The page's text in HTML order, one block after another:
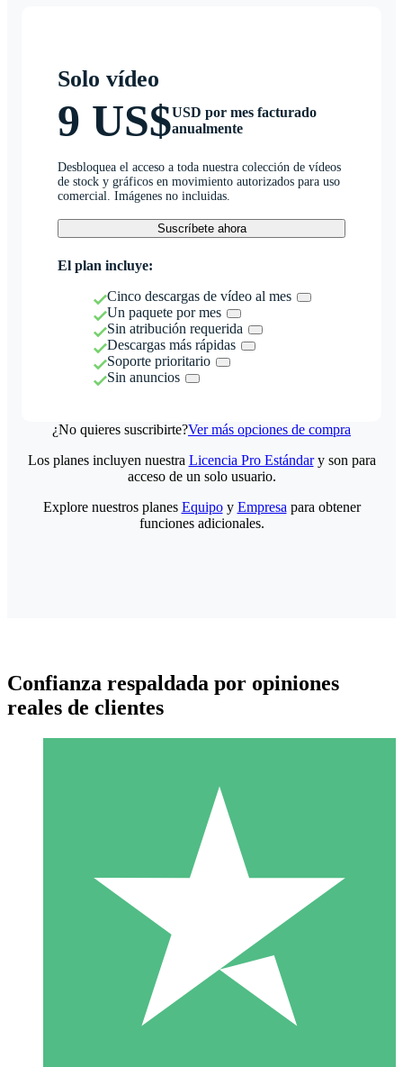
Solo vídeo
9 US$USD por mes facturado
anualmente
Desbloquea el acceso a toda nuestra colección de vídeos
de stock y gráficos en movimiento autorizados para uso
comercial. Imágenes no incluidas.
Suscríbete ahora
El plan incluye:
Cinco descargas de vídeo al mes
Un paquete por mes
Sin atribución requerida
Descargas más rápidas
Soporte prioritario
Sin anuncios
¿No quieres suscribirte?Ver más opciones de compra
Paquetes de Créditos Individuales
Paga según el uso con créditos de descarga. Sin compromiso
10 00
Los planes incluyen nuestra Licencia Pro Estándary son para
acceso de un solo usuario.
Explore nuestros planes Equipoy Empresa para obtener
funciones adicionales.
Confianza respaldada por opiniones
reales de clientes